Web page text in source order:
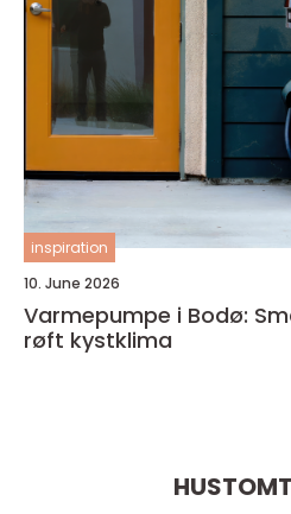
inspiration
10. June 2026
Varmepumpe i Bodø:
røft kystklima